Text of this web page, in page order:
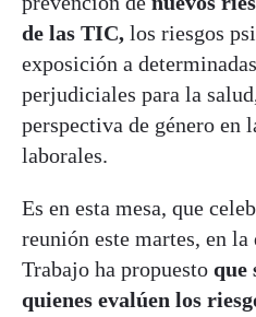
de las TIC, los riesgos
exposición a
perjudiciales para la
perspectiva de género en
laborales.
Es en esta mesa, que
reunión este martes, en
Trabajo ha propuesto que
quienes evalúen los